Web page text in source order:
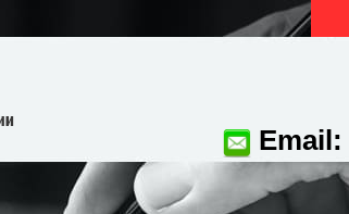
Email: